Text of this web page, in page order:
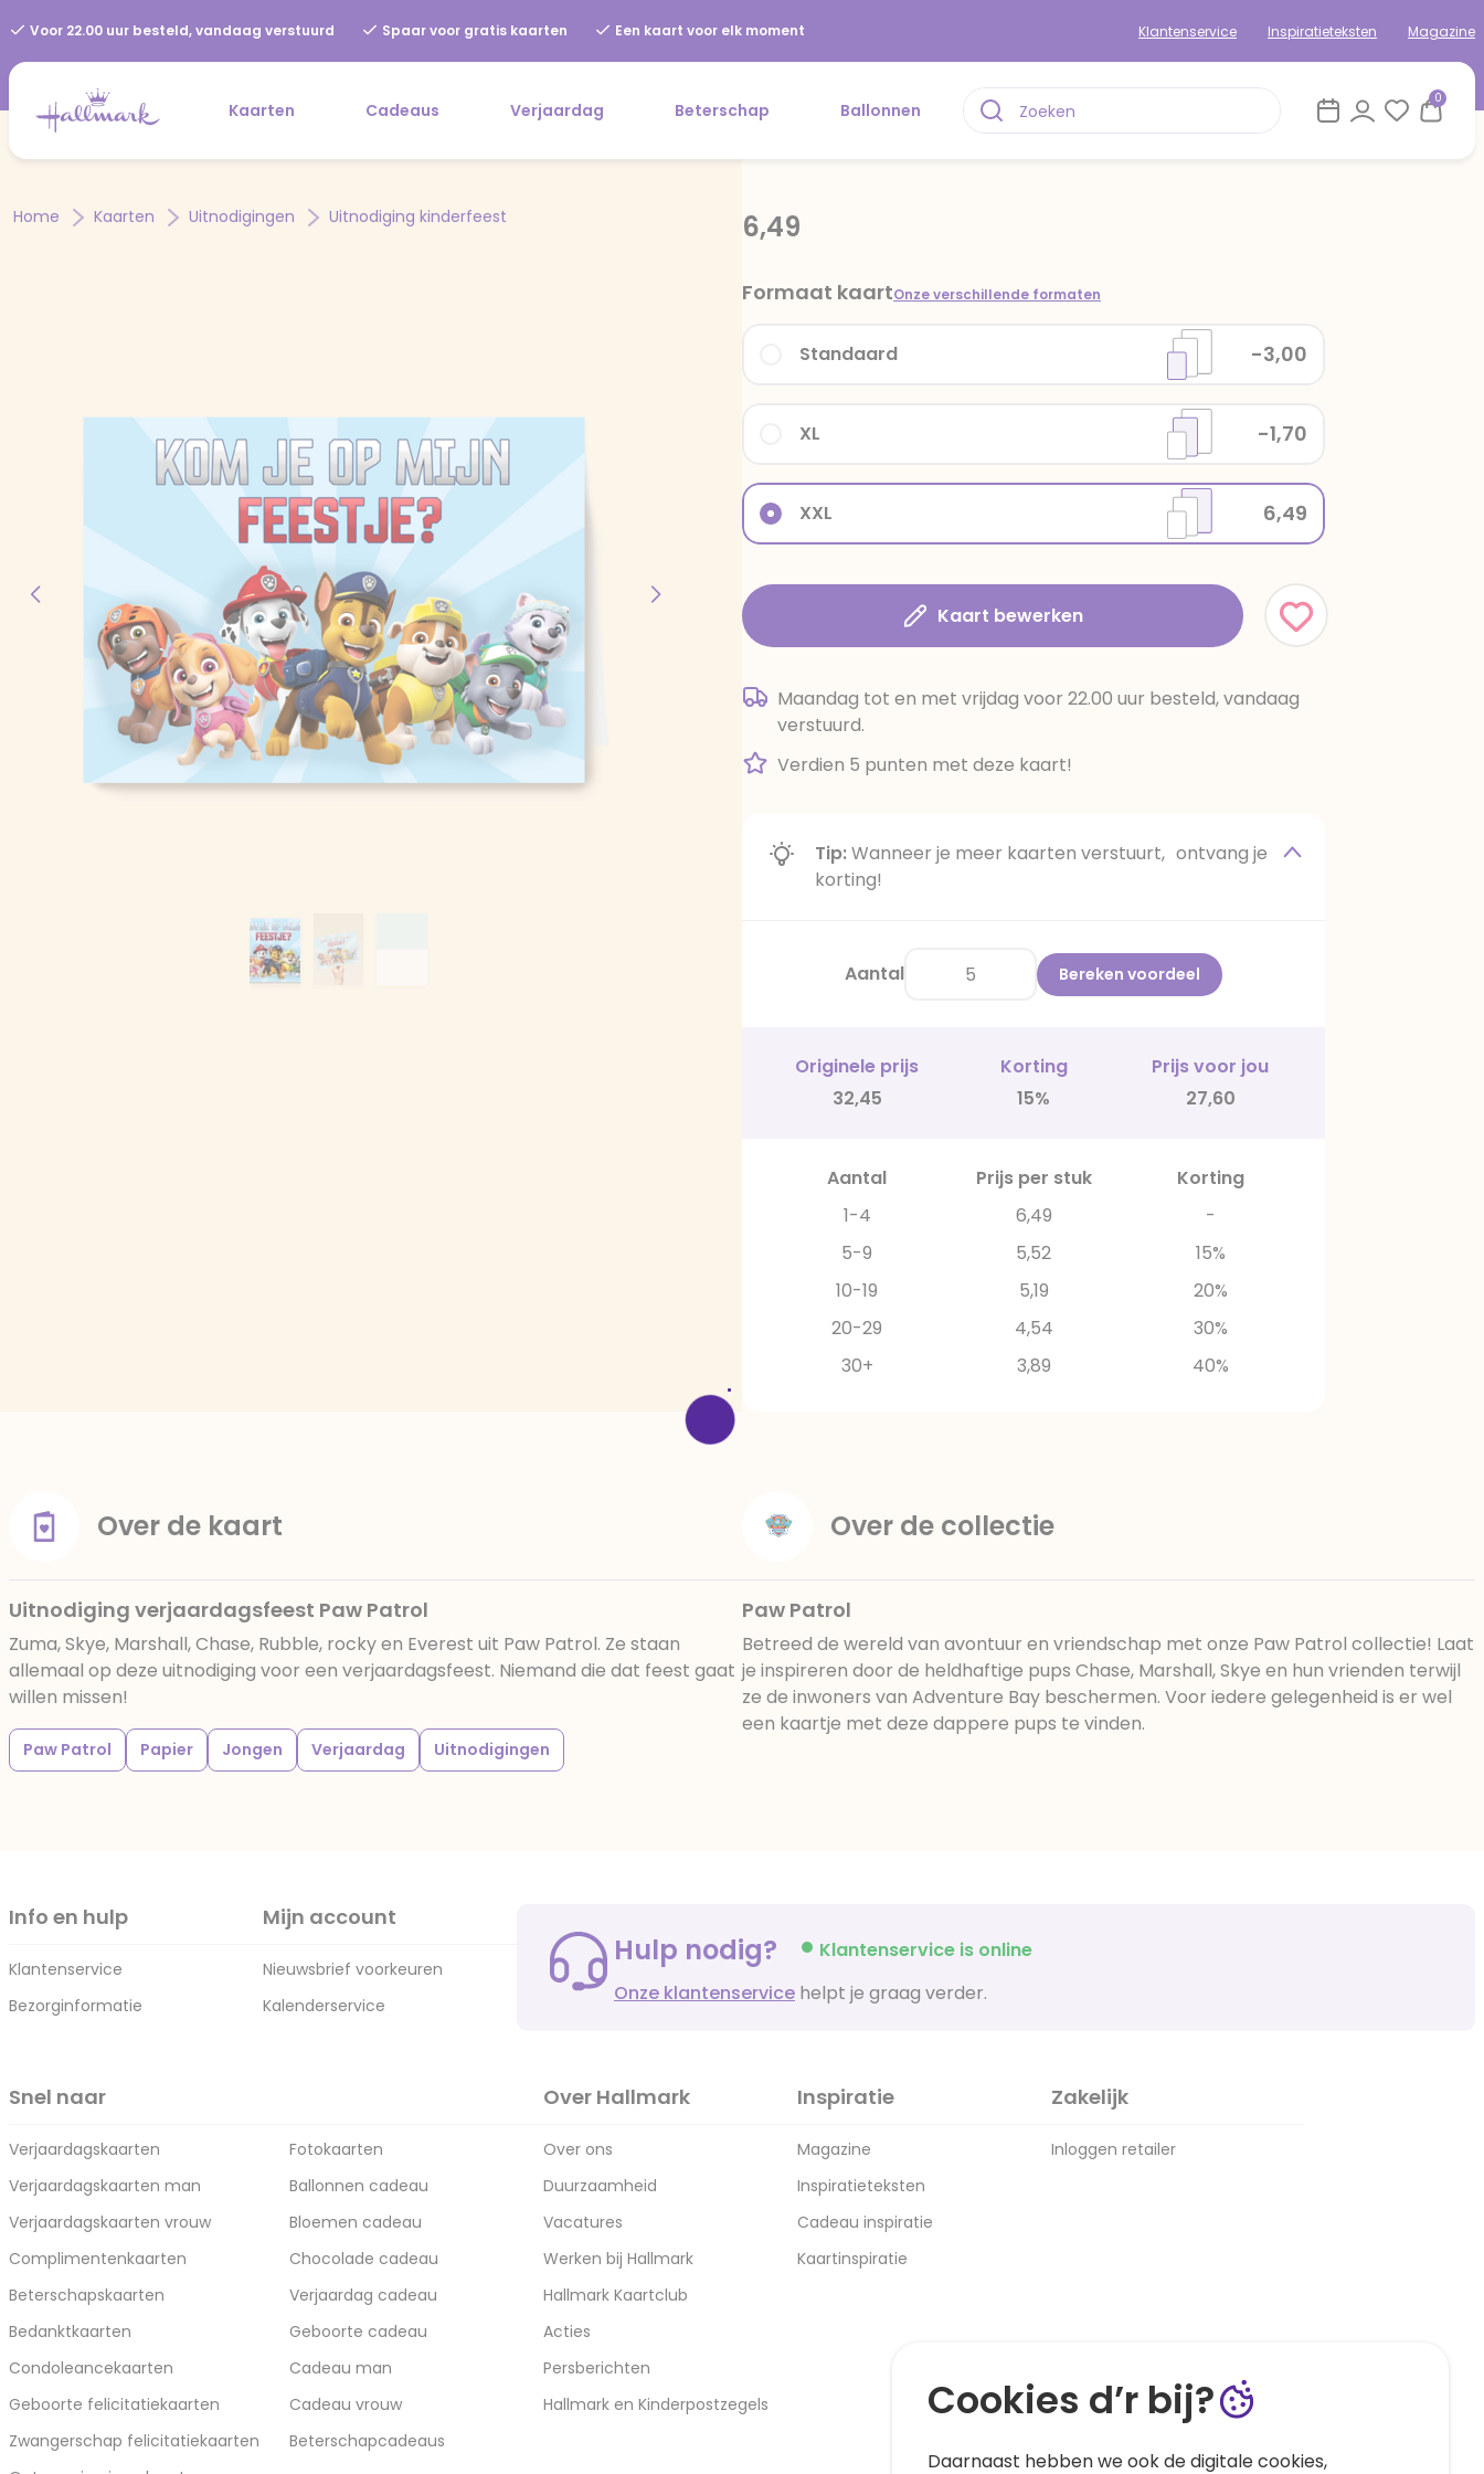
Voor 22.00 uur besteld, vandaag verstuurd Spaar voor gratis kaarten Een kaart voor elk moment Klantenservice Inspiratieteksten Magazine
Kaarten Cadeaus Verjaardag Beterschap Ballonnen
0
Home Kaarten Uitnodigingen Uitnodiging kinderfeest 6,49
Formaat kaartOnze verschillende formaten
XXL 6,49
XL -1,70
Standaard -3,00
Kaart bewerken
Maandag tot en met vrijdag voor 22.00 uur besteld, vandaag
verstuurd.
Verdien 5 punten met deze kaart!
Tip:Wanneer je meer kaarten verstuurt, ontvang je
korting!
Aantal Bereken voordeel
Originele prijs Korting
Prijs voor jou
32,45
15% 27,60
Aantal Prijs per stuk
Korting
1-4
6,49
-
5-9
5,52
15%
10-19
5,19
20%
20-29
4,54
30%
30+
3,89 40%
Over de kaart
Uitnodiging verjaardagsfeest Paw Patrol
Zuma, Skye, Marshall, Chase, Rubble, rocky en Everest uit Paw Patrol. Ze staan
allemaal op deze uitnodiging voor een verjaardagsfeest. Niemand die dat feest gaat
willen missen!
Paw Patrol Papier Jongen Verjaardag Uitnodigingen
Over de collectie
Paw Patrol
Betreed de wereld van avontuur en vriendschap met onze Paw Patrol collectie! Laat
je inspireren door de heldhaftige pups Chase, Marshall, Skye en hun vrienden terwijl
ze de inwoners van Adventure Bay beschermen. Voor iedere gelegenheid is er wel
een kaartje met deze dappere pups te vinden.
Info en hulp
Klantenservice
Bezorginformatie
Mijn account
Nieuwsbrief voorkeuren
Kalenderservice
Hulp nodig?
Klantenservice is online
Onze klantenservice helpt je graag verder.
Snel naar
Verjaardagskaarten
Verjaardagskaarten man
Verjaardagskaarten vrouw
Complimentenkaarten
Beterschapskaarten
Bedanktkaarten
Condoleancekaarten
Geboorte felicitatiekaarten
Zwangerschap felicitatiekaarten
Fotokaarten
Ballonnen cadeau
Bloemen cadeau
Chocolade cadeau
Verjaardag cadeau
Geboorte cadeau
Cadeau man
Cadeau vrouw
Beterschapcadeaus
Over Hallmark
Over ons
Duurzaamheid
Vacatures
Werken bij Hallmark
Hallmark Kaartclub
Acties
Persberichten
Hallmark en Kinderpostzegels
Inspiratie
Magazine
Inspiratieteksten
Cadeau inspiratie
Kaartinspiratie
Zakelijk
Inloggen retailer
Cookies d’r bij?
Daarnaast hebben we ook de digitale cookies,